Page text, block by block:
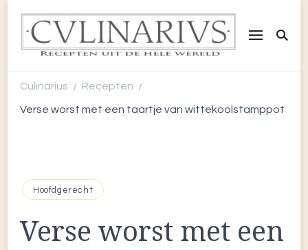
CULINARIUS
Culinarius / Recepten /
Verse worst met een taartje van wittekoolstamppot
Hoofdgerecht
Verse worst met een